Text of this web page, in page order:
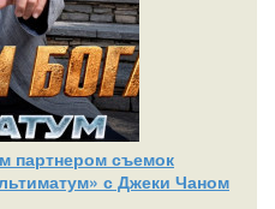
партнером съемок
с Джеки Чаном